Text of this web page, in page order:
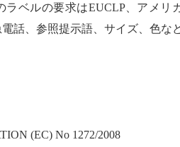
ラベルの要求はEUCLP、アメリ
話、参照提示語、サイズ、色など
(EC) No 1272/2008